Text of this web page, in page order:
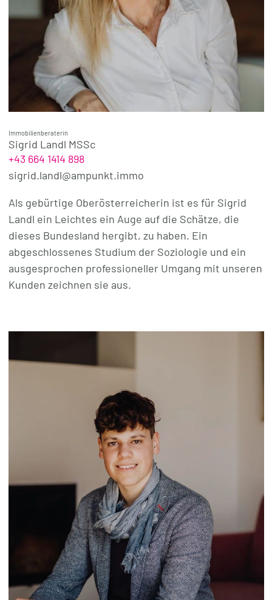
Immobilienberaterin
Sigrid Landl MSSc
+43 664 1414 898
sigrid.landl@ampunkt.immo
Als gebürtige Oberösterreicherin ist es für Sigrid
Landl ein Leichtes ein Auge auf die Schätze, die
dieses Bundesland hergibt, zu haben. Ein
abgeschlossenes Studium der Soziologie und ein
ausgesprochen professioneller Umgang mit unseren
Kunden zeichnen sie aus.